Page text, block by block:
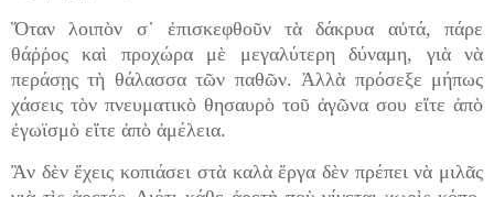
Ὅταν λοιπὸν σ᾿ ἐπισκεφθοῦν τὰ δάκρυα αὐτά, πάρε
θάῤῥος καὶ προχώρα μὲ μεγαλύτερη δύναμη, γιὰ νὰ
περάσῃς τὴ θάλασσα τῶν παθῶν. Ἀλλὰ πρόσεξε μήπως
χάσεις τὸν πνευματικὸ θησαυρὸ τοῦ ἀγῶνα σου εἴτε ἀπὸ
ἐγωϊσμὸ εἴτε ἀπὸ ἀμέλεια.
Ἂν δὲν ἔχεις κοπιάσει στὰ καλὰ ἔργα δὲν πρέπει νὰ μιλᾶς